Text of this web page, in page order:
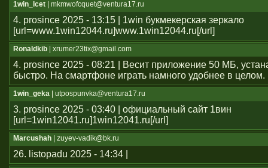
1win_lcet | mkmwofcquet@ventura17.ru
4. prosince 2025 - 13:15 | 1win букмекерская зеркало
[url=www.1win12044.ru]www.1win12044.ru[/url]
Ronaldkib | xrumer23tix@gmail.com
4. prosince 2025 - 08:21 | Весит приложение 50 МБ,
быстро. На смартфоне играть намного удобнее в целом.
1win_geka | utpospunvka@ventura17.ru
3. prosince 2025 - 03:40 | официальный сайт 1вин
[url=1win12041.ru]1win12041.ru[/url]
Marcushah | zuyev-vadik@bk.ru
26. listopadu 2025 - 14:34 |